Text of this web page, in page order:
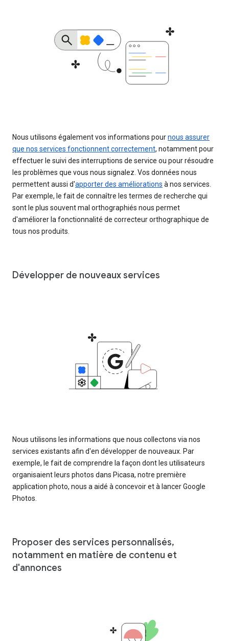
Nous utilisons également vos informations pournous assurer
que nos services fonctionnent correctement, notamment pour
effectuer le suivi des interruptions de service ou pour résoudre
les problèmes que vous nous signalez. Vos données nous
permettent aussi d'apporter des améliorations à nos services.
Par exemple, le fait de connaître les termes de recherche qui
sont le plus souvent mal orthographiés nous permet
d'améliorer la fonctionnalité de correcteur orthographique de
tous nos produits.
Développer de nouveaux services
Nous utilisons les informations que nous collectons via nos
services existants afin d'en développer de nouveaux. Par
exemple, le fait de comprendre la façon dont les utilisateurs
organisaient leurs photos dans Picasa, notre première
application photo, nous a aidé à concevoir et à lancer Google
Photos.
Proposer des services personnalisés,
notamment en matière de contenu et
d'annonces